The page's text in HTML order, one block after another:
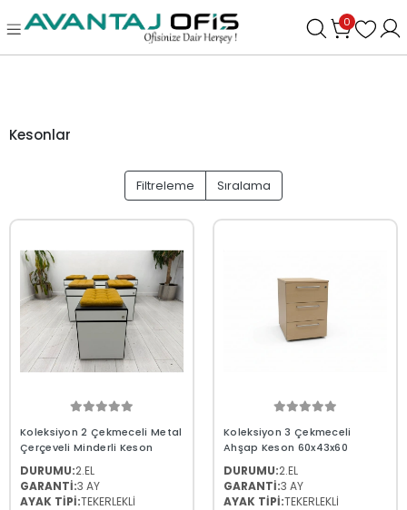
0
Kesonlar
Filtreleme Sıralama
Koleksiyon 2 Çekmeceli Metal
Çerçeveli Minderli Keson
DURUMU:2.EL
GARANTİ:3 AY
AYAK TİPİ:TEKERLEKLİ
Koleksiyon 3 Çekmeceli
Ahşap Keson 60x43x60
DURUMU:2.EL
GARANTİ:3 AY
AYAK TİPİ:TEKERLEKLİ